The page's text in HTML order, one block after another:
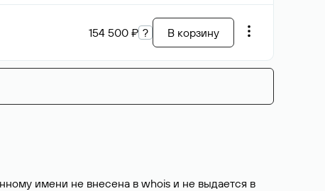
154 500 ₽ ? В корзину
имени не внесена в whois и не выдается в